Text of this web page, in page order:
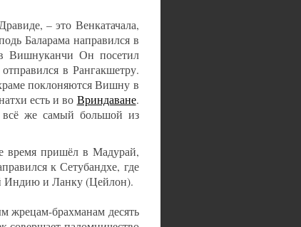
– это Венкатачала,
Баларама направился в
Вишнуканчи Он посетил
в Рангакшетру.
поклоняются Вишну в
есть и во Вриндаване.
всё же самый большой из
время пришёл в Мадурай,
к Сетубандхе, где
Индию и Ланку (Цейлон).
жрецам-брахманам десять